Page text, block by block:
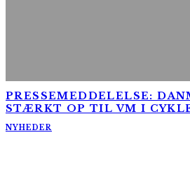
PRESSEMEDDELELSE:
STÆRKT OP TIL VM I
NYHEDER